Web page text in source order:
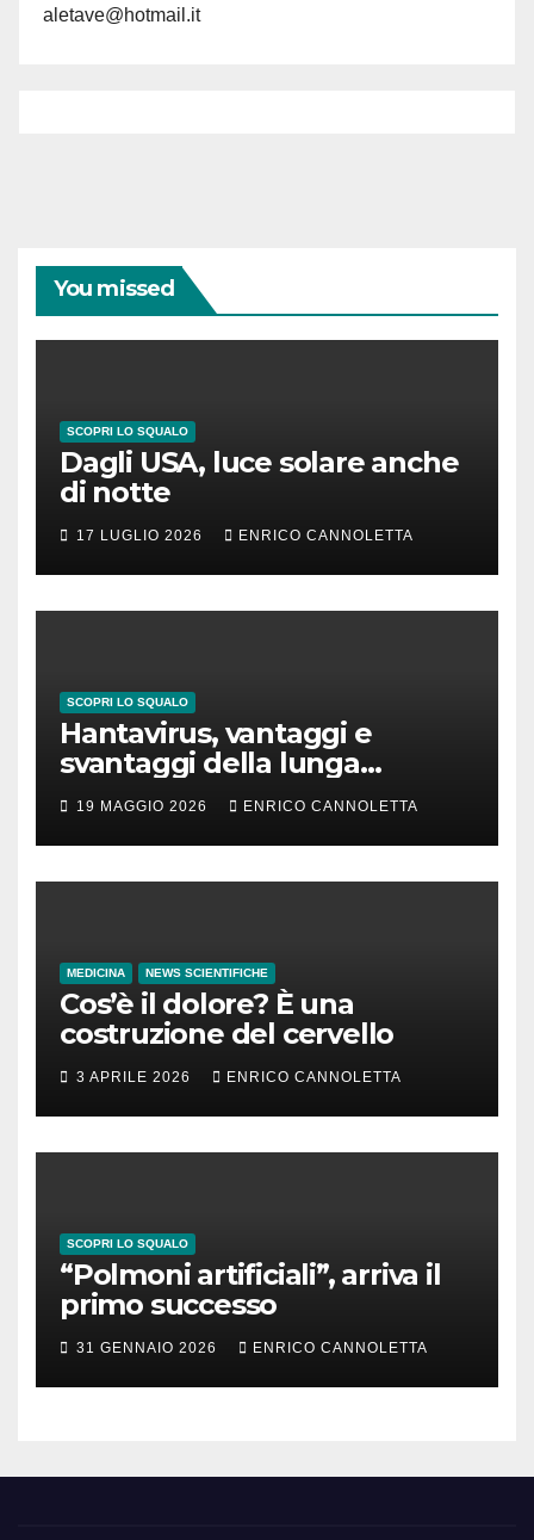
aletave@hotmail.it
You missed
SCOPRI LO SQUALO
Dagli USA, luce solare anche
di notte
17 LUGLIO 2026 ENRICO CANNOLETTA
SCOPRI LO SQUALO
Hantavirus, vantaggi e
svantaggi della lunga
incubazione
19 MAGGIO 2026 ENRICO CANNOLETTA
MEDICINA NEWS SCIENTIFICHE
Cos’è il dolore? È una
costruzione del cervello
3 APRILE 2026 ENRICO CANNOLETTA
SCOPRI LO SQUALO
“Polmoni artificiali”, arriva il
primo successo
31 GENNAIO 2026 ENRICO CANNOLETTA